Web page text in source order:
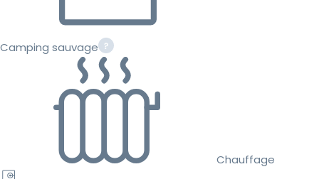
Camping sauvage
Chauffage